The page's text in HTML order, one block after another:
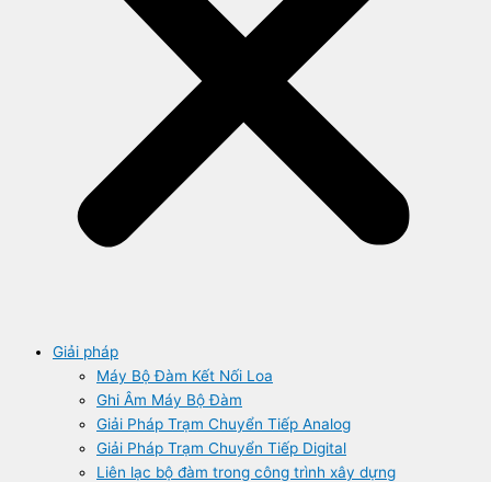
Giải pháp
Máy Bộ Đàm Kết Nối Loa
Ghi Âm Máy Bộ Đàm
Giải Pháp Trạm Chuyển Tiếp Analog
Giải Pháp Trạm Chuyển Tiếp Digital
Liên lạc bộ đàm trong công trình xây dựng